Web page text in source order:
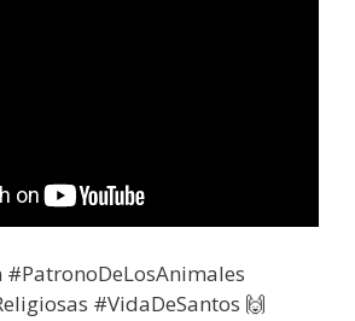
#PatronoDeLosAnimales
#VidaDeSantos 🙌